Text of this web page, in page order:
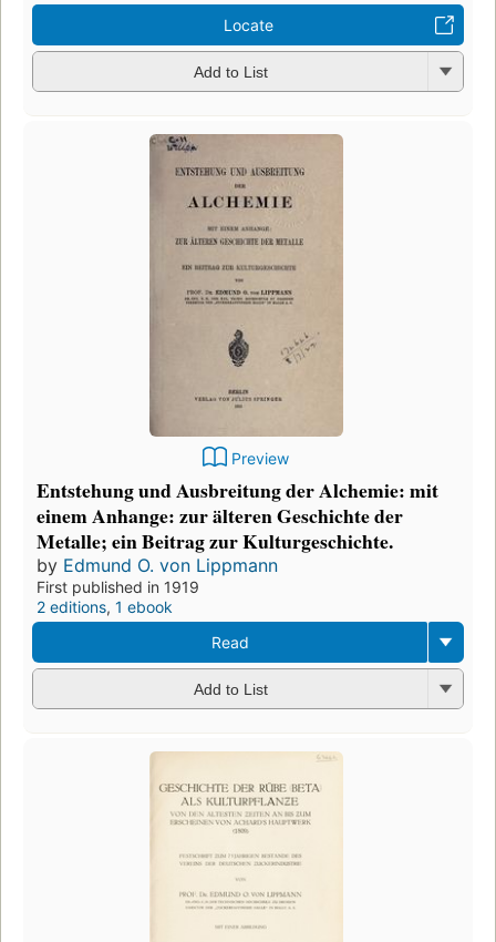
Locate
Add to List
Preview
Entstehung und Ausbreitung der Alchemie: mit
einem Anhange: zur älteren Geschichte der
Metalle; ein Beitrag zur Kulturgeschichte.
by Edmund O. von Lippmann
First published in 1919
2 editions, 1 ebook
Read
Add to List